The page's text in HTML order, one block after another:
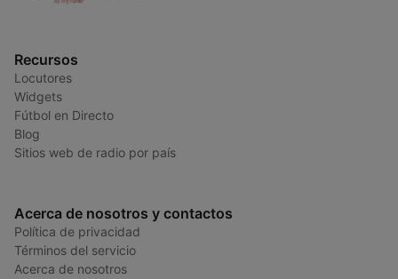
Recursos
Locutores
Widgets
Fútbol en Directo
Blog
Sitios web de radio por país
Acerca de nosotros y contactos
Política de privacidad
Términos del servicio
Acerca de nosotros